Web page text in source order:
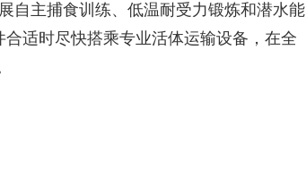
自主捕食训练、低温耐受力锻炼和潜水能
适时尽快搭乘专业活体运输设备，在全